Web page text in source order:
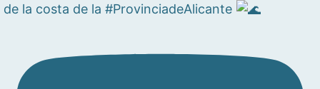
de la costa de la #ProvinciadeAlicante